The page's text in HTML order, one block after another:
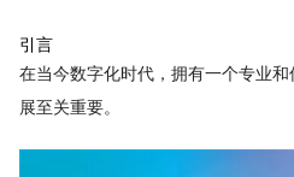
引言
在当今数字化时代，拥有一个专业
展至关重要。